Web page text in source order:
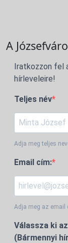
A
Iratkozzon fel
hírleveleire!
Teljes név
Adja meg teljes
Email cím:
Adja meg az email
Válassza ki
(Bármennyi